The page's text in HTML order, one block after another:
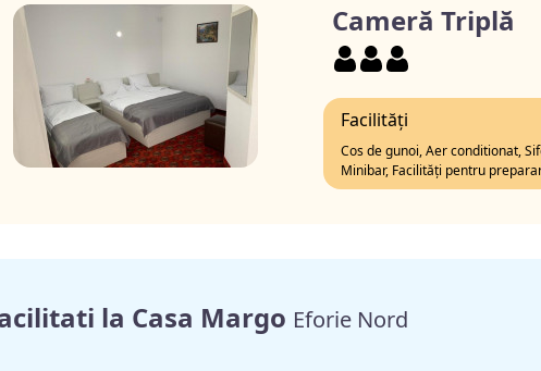
Cameră Triplă
Facilități
Cos de gunoi, Aer conditionat,
Minibar, Facilități pentru
la Casa Margo Eforie Nord